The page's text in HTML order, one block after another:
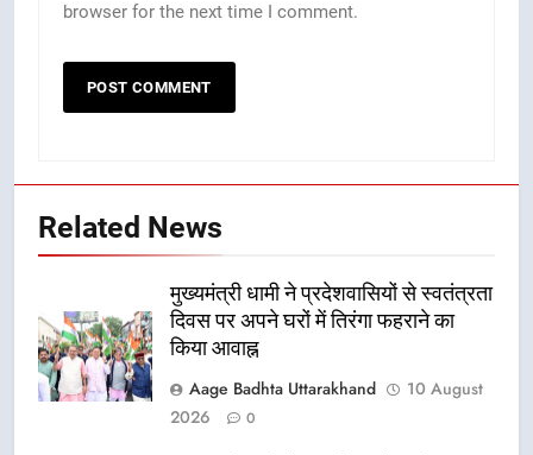
browser for the next time I comment.
Related News
मुख्यमंत्री धामी ने प्रदेशवासियों से स्वतंत्रता
दिवस पर अपने घरों में तिरंगा फहराने का
किया आवाह्न
Aage Badhta Uttarakhand
10 August
2026
0